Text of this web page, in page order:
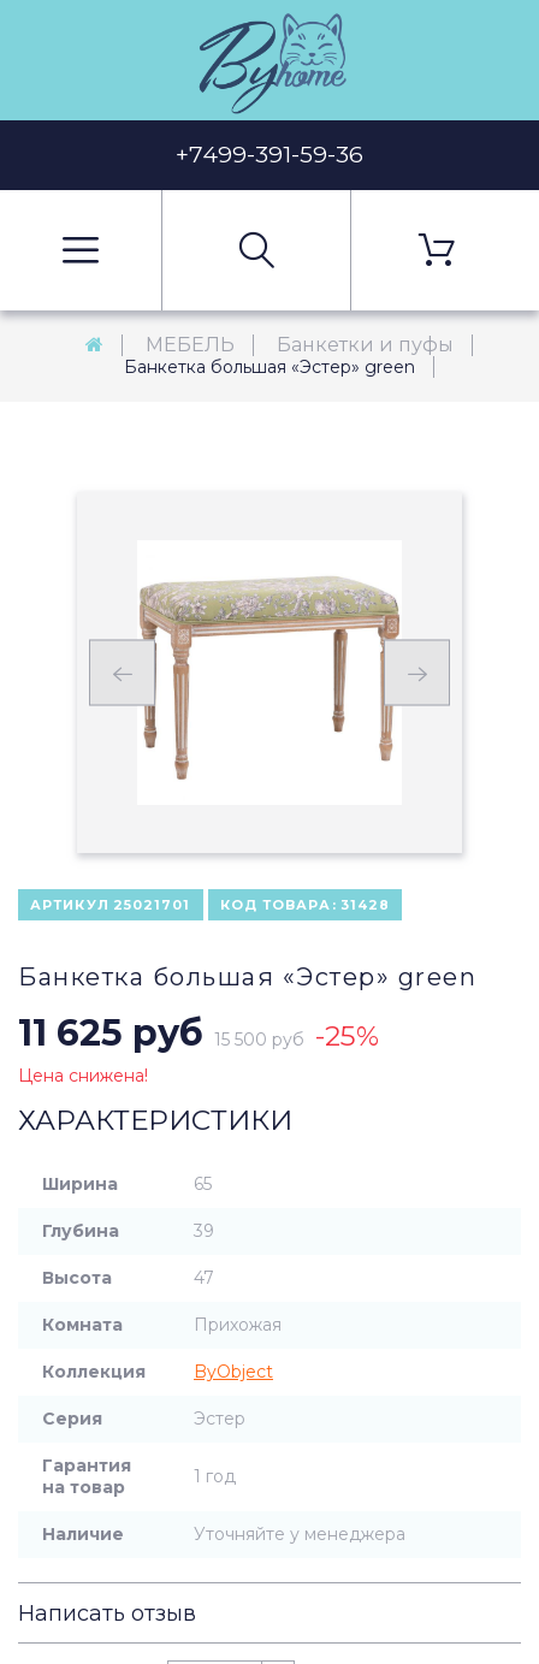
+7499-391-59-36
МЕБЕЛЬ Банкетки и пуфы
Банкетка большая «Эстер» green
АРТИКУЛ 25021701 КОД ТОВАРА: 31428
Банкетка большая «Эстер» green
11 625 руб 15 500 руб -25%
Цена снижена!
ХАРАКТЕРИСТИКИ
Ширина 65
Глубина 39
Высота 47
Комната Прихожая
Коллекция ByObject
Серия Эстер
Гарантия
на товар
1 год
Наличие Уточняйте у менеджера
Написать отзыв